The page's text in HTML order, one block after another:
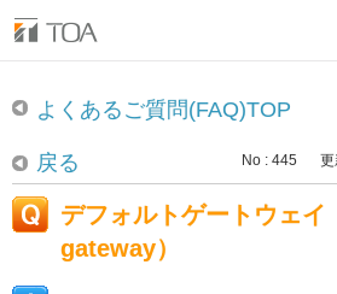
よくあるご質問(FAQ)TOP
戻る No : 445
デフォルトゲートウェ
gateway）